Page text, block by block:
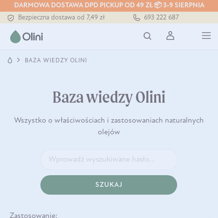
DARMOWA DOSTAWA DPD PICKUP OD 49 ZŁ 📦 3-9 SIERPNIA
Bezpieczna dostawa od 7,49 zł
Darmowa dostawa od 199 zł
693 222 687
BAZA WIEDZY OLINI
Baza wiedzy Olini
Wszystko o właściwościach i zastosowaniach naturalnych
olejów
SZUKAJ
Zastosowanie: